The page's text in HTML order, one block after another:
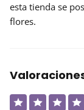
esta tienda se
flores.